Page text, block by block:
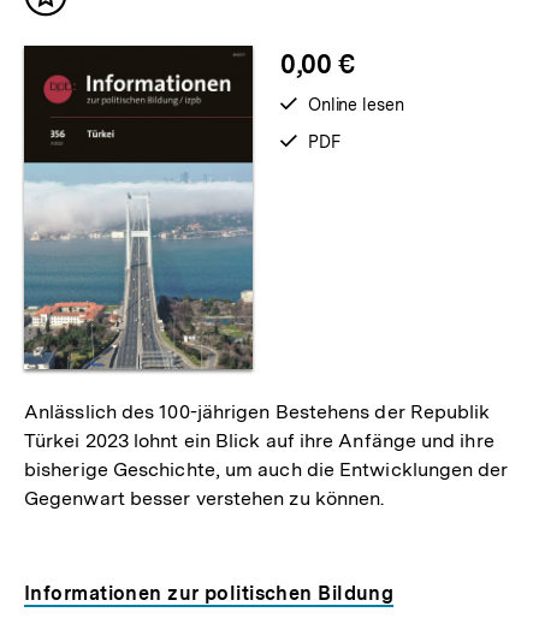
Inhalt
0,00 €
verfügbar
zum
Online lesen
verfügbar
PDF
Anlässlich des 100-jährigen Bestehens der Republik
Türkei 2023 lohnt ein Blick auf ihre Anfänge und ihre
bisherige Geschichte, um auch die Entwicklungen der
Gegenwart besser verstehen zu können.
Informationen zur politischen Bildung